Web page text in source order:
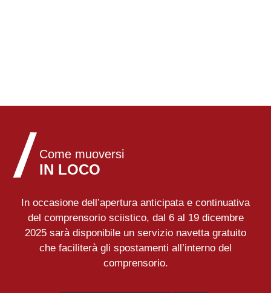
Come muoversi
IN LOCO
In occasione dell’apertura anticipata e continuativa
del comprensorio sciistico, dal 6 al 19 dicembre
2025 sarà disponibile un servizio navetta gratuito
che faciliterà gli spostamenti all’interno del
comprensorio.